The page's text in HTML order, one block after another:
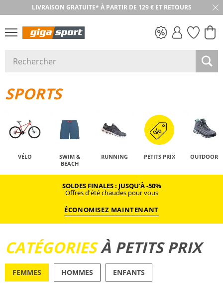
LIVRAISON GRATUITE* À PARTIR DE 129 € ET RETOURS
SPORTS
VÉLO
SWIM &
BEACH
RUNNING PETITS PRIX OUTDOOR
SOLDES FINALES : JUSQU'À -50%
Offres d'été chaudes pour vous
ÉCONOMISEZ MAINTENANT
CATÉGORIESÀ PETITS PRIX
FEMMES HOMMES ENFANTS